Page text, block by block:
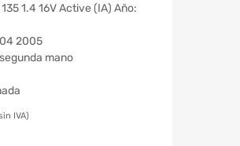
135 1.4 16V Active (IA) Año:
2005
mano